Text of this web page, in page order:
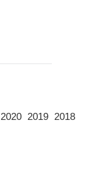
2020 2019 2018